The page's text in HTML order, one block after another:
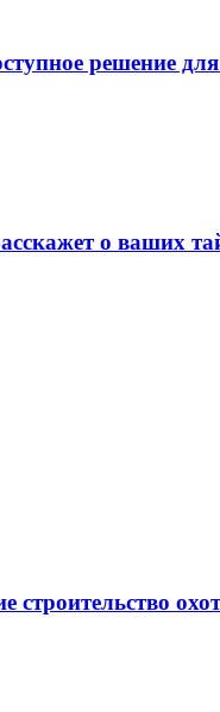
решение для
о ваших